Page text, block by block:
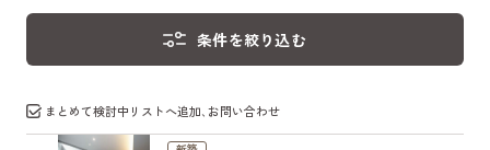
条件を絞り込む
まとめて検討中リストへ追加､お問い合わせ